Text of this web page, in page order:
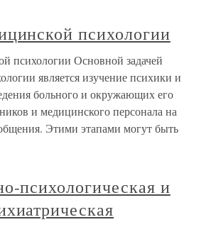
психологии
психологии Основной задачей
является изучение психики и
больного и окружающих его
и медицинского персонала на
Этими этапами могут быть
психологическая и